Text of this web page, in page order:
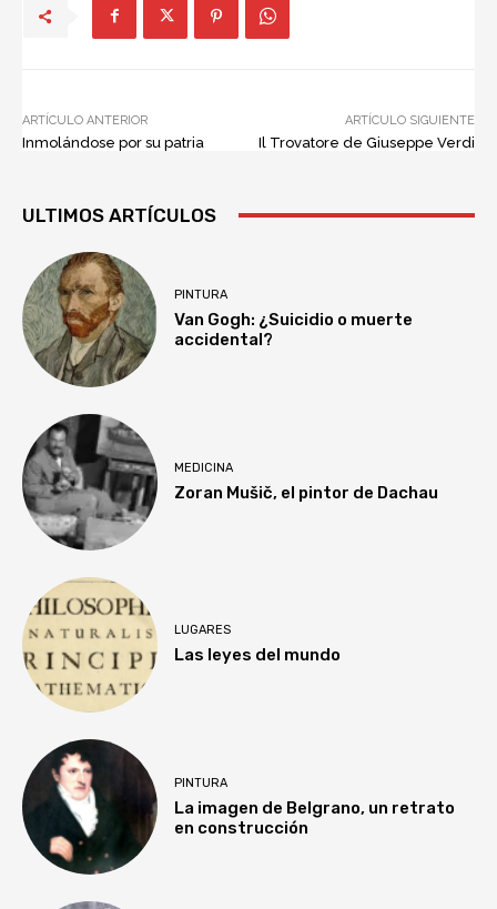
ARTÍCULO ANTERIOR
Inmolándose por su patria
ARTÍCULO SIGUIENTE
Il Trovatore de Giuseppe Verdi
ULTIMOS ARTÍCULOS
PINTURA
Van Gogh: ¿Suicidio o muerte
accidental?
MEDICINA
Zoran Mušič, el pintor de Dachau
LUGARES
Las leyes del mundo
PINTURA
La imagen de Belgrano, un retrato
en construcción